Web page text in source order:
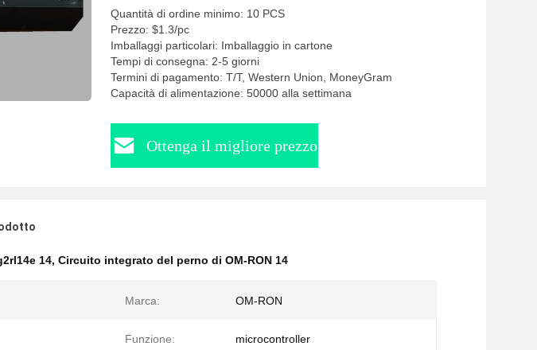
Quantità di ordine minimo: 10 PCS
Prezzo: $1.3/pc
Imballaggi particolari: Imballaggio in cartone
Tempi di consegna: 2-5 giorni
Termini di pagamento: T/T, Western Union, MoneyGram
Capacità di alimentazione: 50000 alla settimana
Ottenga il migliore prezzo
14, Circuito integrato del perno di OM-RON 14
Marca: OM-RON
Funzione: microcontroller